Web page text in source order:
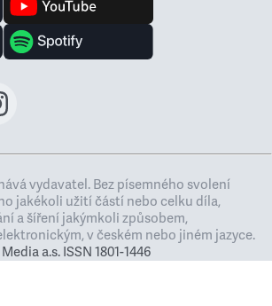
vydavatel. Bez písemného svolení
jakékoli užití částí nebo celku díla,
a šíření jakýmkoli způsobem,
v českém nebo jiném jazyce.
a.s. ISSN 1801-1446